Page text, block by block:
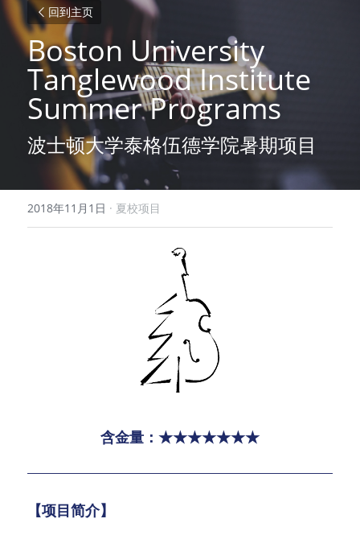
回到主页
Boston University
Tanglewood Institute
Summer Programs
波士顿大学泰格伍德学院暑期项目
2018年11月1日 · 夏校项目
含金量：★★★★★★★
【项目简介】